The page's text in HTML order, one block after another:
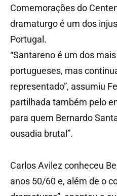
Comemorações do
dramaturgo é um dos
Portugal.
“Santareno é um dos
portugueses, mas
representado”, assumiu
partilhada também pelo
para quem Bernardo
ousadia brutal”.
Carlos Avilez conheceu
anos 50/60 e, além de o